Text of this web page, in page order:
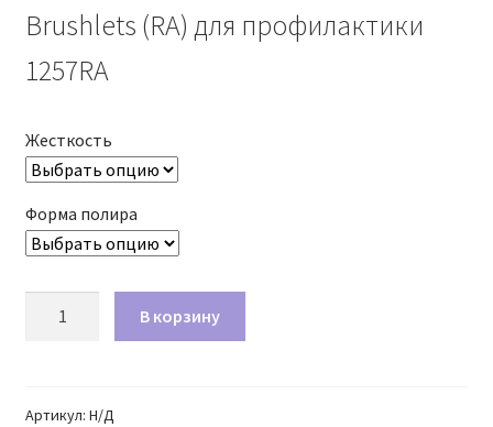
Brushlets (RA) для профилактики
1257RA
Жесткость
Форма полира
Brushlets
В корзину
Артикул: Н/Д